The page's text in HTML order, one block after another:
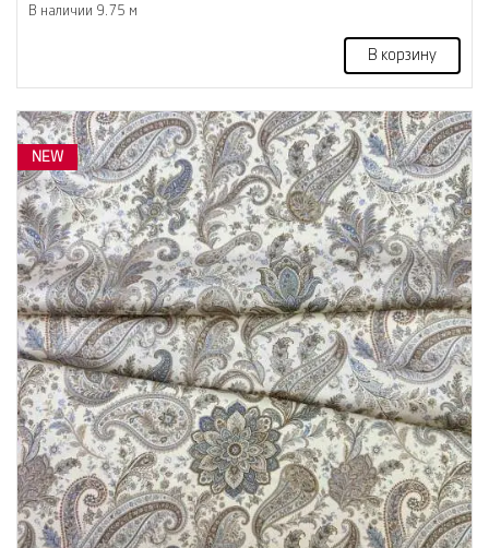
В наличии 9.75 м
В корзину
NEW